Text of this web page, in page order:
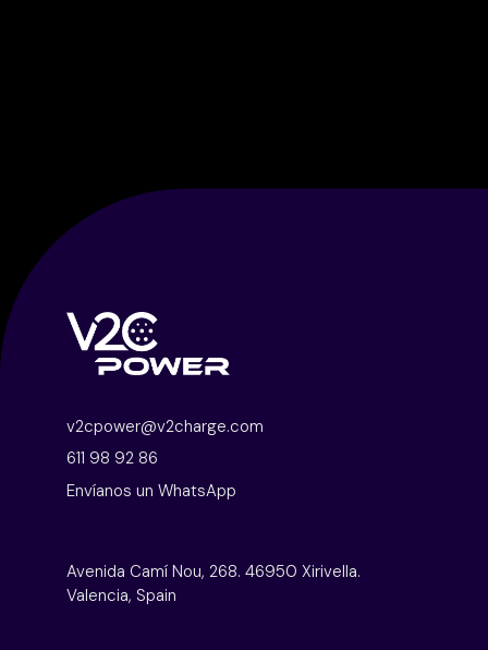
v2cpower@v2charge.com
611 98 92 86
Envíanos un WhatsApp
Avenida Camí Nou, 268. 46950 Xirivella.
Valencia, Spain